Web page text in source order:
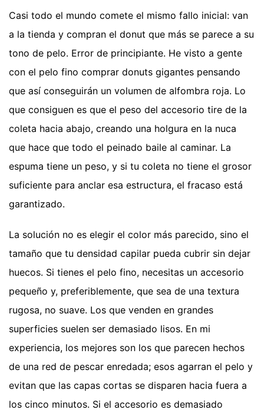
Casi todo el mundo comete el mismo fallo inicial: van
a la tienda y compran el donut que más se parece a su
tono de pelo. Error de principiante. He visto a gente
con el pelo fino comprar donuts gigantes pensando
que así conseguirán un volumen de alfombra roja. Lo
que consiguen es que el peso del accesorio tire de la
coleta hacia abajo, creando una holgura en la nuca
que hace que todo el peinado baile al caminar. La
espuma tiene un peso, y si tu coleta no tiene el grosor
suficiente para anclar esa estructura, el fracaso está
garantizado.
La solución no es elegir el color más parecido, sino el
tamaño que tu densidad capilar pueda cubrir sin dejar
huecos. Si tienes el pelo fino, necesitas un accesorio
pequeño y, preferiblemente, que sea de una textura
rugosa, no suave. Los que venden en grandes
superficies suelen ser demasiado lisos. En mi
experiencia, los mejores son los que parecen hechos
de una red de pescar enredada; esos agarran el pelo y
evitan que las capas cortas se disparen hacia fuera a
los cinco minutos. Si el accesorio es demasiado